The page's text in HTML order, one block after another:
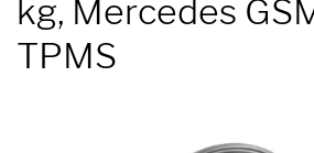
kg, Mercedes
TPMS